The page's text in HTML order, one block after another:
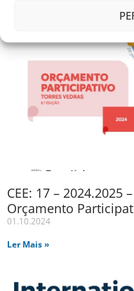
CEE: 17 –
Orçamento
01.10.2024
Ler Mais »